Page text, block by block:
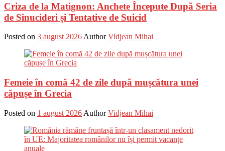
Criza de la Matignon: Anchete Începute După Seria
de Sinucideri și Tentative de Suicid
Posted on 3 august 2026 Author Vidjean Mihai
Femeie în comă 42 de zile după mușcătura unei
căpușe în Grecia
Posted on 1 august 2026 Author Vidjean Mihai